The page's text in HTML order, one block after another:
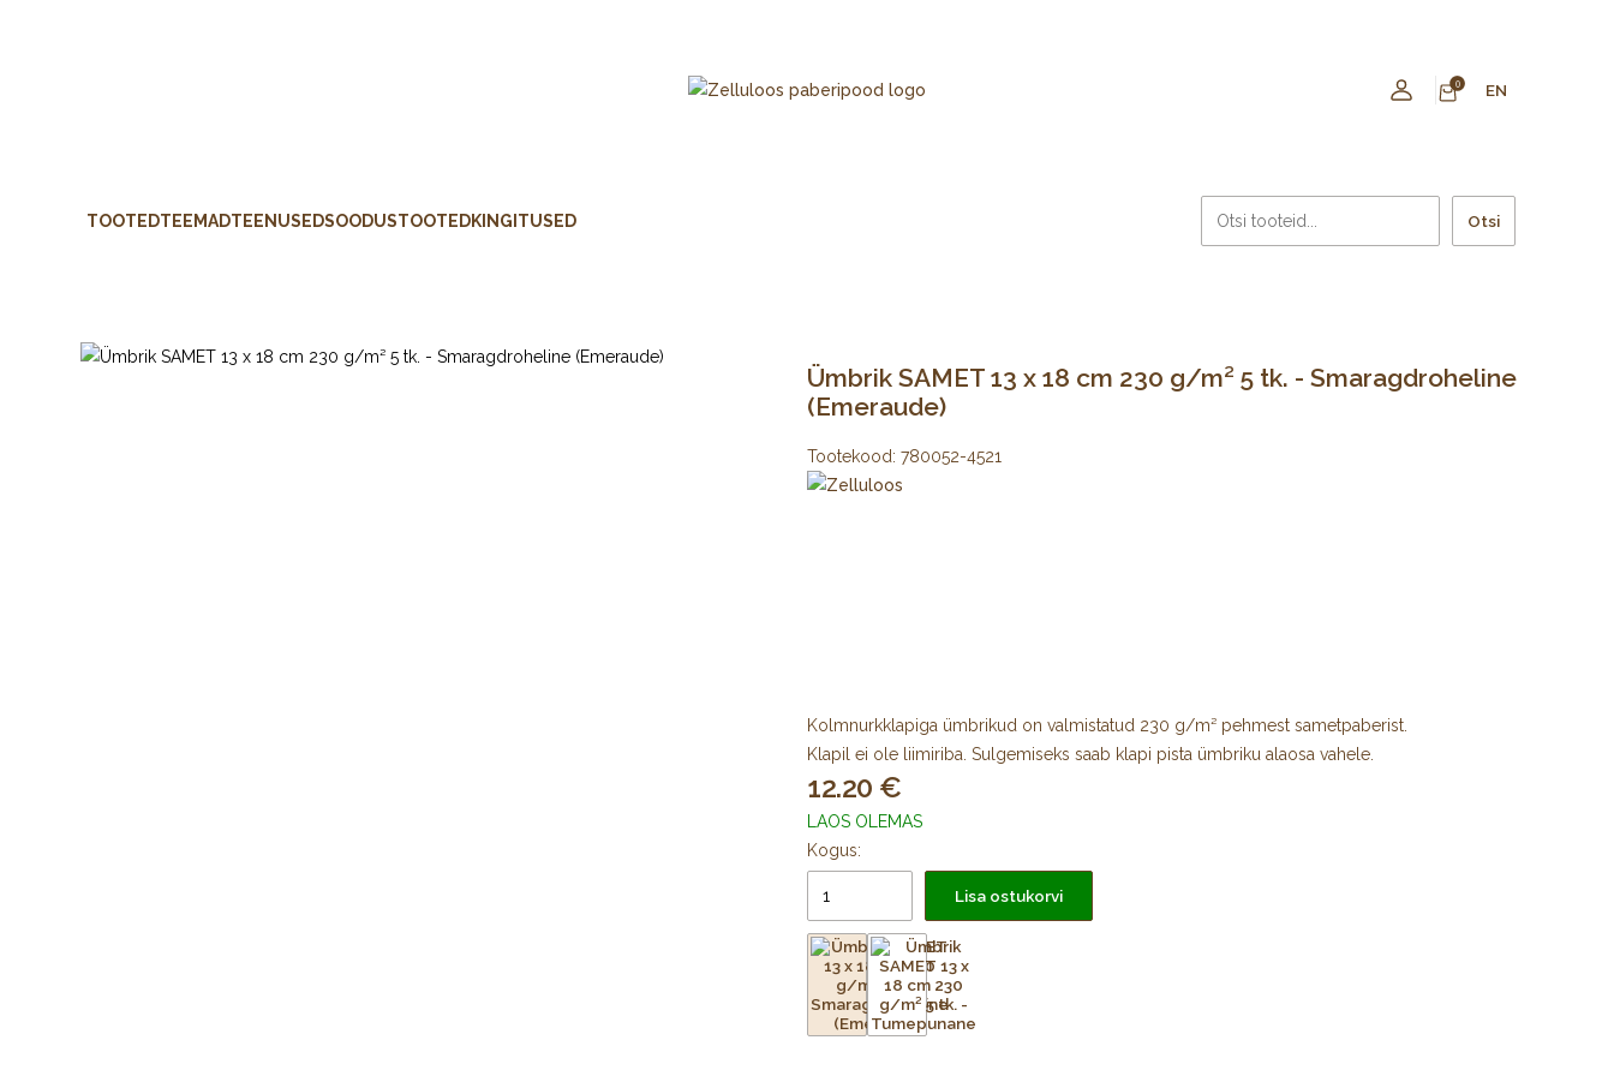
0 EN
TOOTEDTEEMADTEENUSEDSOODUSTOOTEDKINGITUSED Otsi
Ümbrik SAMET 13 x 18 cm 230 g/m² 5 tk. - Smaragdroheline
(Emeraude)
Tootekood: 780052-4521
Kolmnurkklapiga ümbrikud on valmistatud 230 g/m² pehmest sametpaberist.
Klapil ei ole liimiriba. Sulgemiseks saab klapi pista ümbriku alaosa vahele.
12.20
LAOS OLEMAS
Kogus:
Lisa ostukorvi